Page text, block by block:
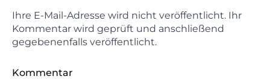
Ihre E-Mail-Adresse wird nicht veröffentlicht. Ihr
Kommentar wird geprüft und anschließend
gegebenenfalls veröffentlicht.
Kommentar